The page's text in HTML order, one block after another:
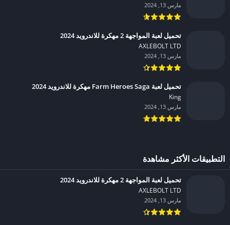
مارس 13, 2024
تحميل لعبة المواجهة 2 مهكرة للاندرويد 2024
AXLEBOLT LTD‏
مارس 13, 2024
تحميل لعبة Farm Heroes Saga مهكرة للاندرويد 2024
King‏
مارس 13, 2024
التطبيقات الأكثر مشاهدة
تحميل لعبة المواجهة 2 مهكرة للاندرويد 2024
AXLEBOLT LTD‏
مارس 13, 2024